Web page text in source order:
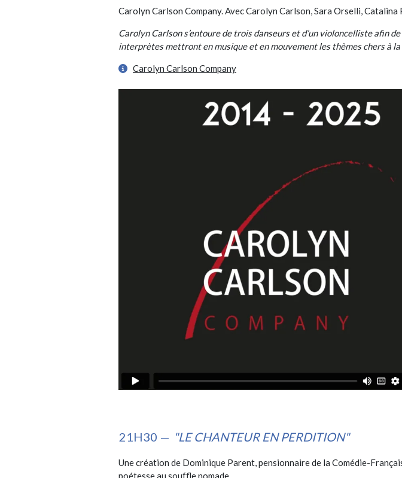
Carolyn Carlson Company. Avec Carolyn Carlson, Sara Orselli,
Carolyn Carlson s’entoure de trois danseurs et d’un violoncelliste afin
interprètes mettront en musique et en mouvement les thèmes chers à
Carolyn Carlson Company
21H30 — "LE CHANTEUR EN PERDITION"
Une création de Dominique Parent, pensionnaire de la Comédie-
poétesse au souffle nomade.